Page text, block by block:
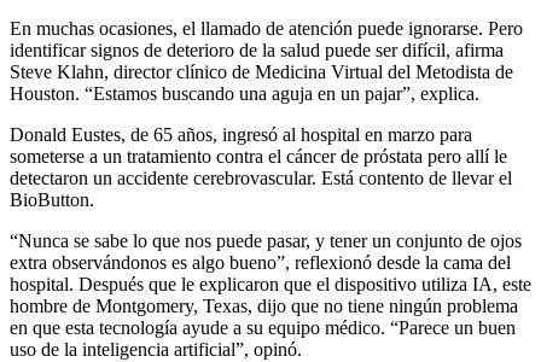
En muchas ocasiones, el llamado de atención puede ignorarse. Pero
identificar signos de deterioro de la salud puede ser difícil, afirma
Steve Klahn, director clínico de Medicina Virtual del Metodista de
Houston. “Estamos buscando una aguja en un pajar”, explica.
Donald Eustes, de 65 años, ingresó al hospital en marzo para
someterse a un tratamiento contra el cáncer de próstata pero allí le
detectaron un accidente cerebrovascular. Está contento de llevar el
BioButton.
“Nunca se sabe lo que nos puede pasar, y tener un conjunto de ojos
extra observándonos es algo bueno”, reflexionó desde la cama del
hospital. Después que le explicaron que el dispositivo utiliza IA, este
hombre de Montgomery, Texas, dijo que no tiene ningún problema
en que esta tecnología ayude a su equipo médico. “Parece un buen
uso de la inteligencia artificial”, opinó.